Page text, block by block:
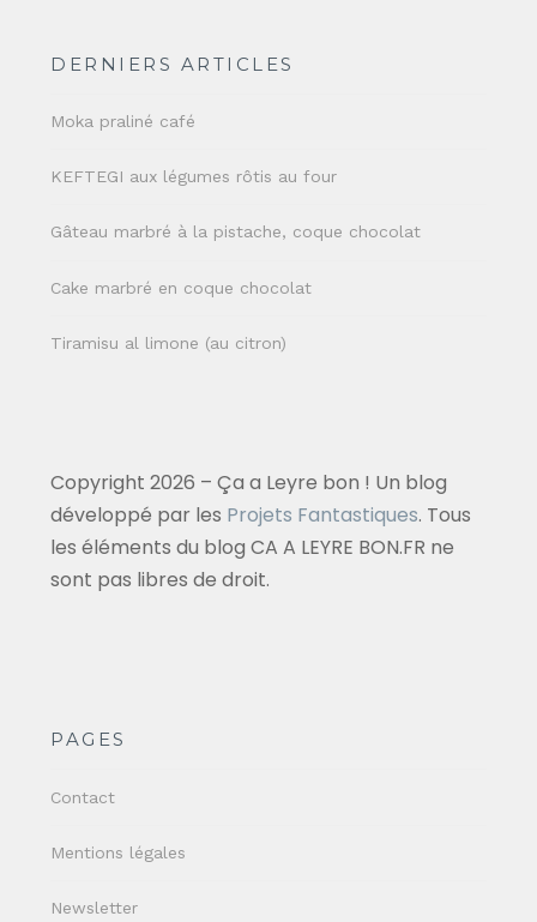
DERNIERS ARTICLES
Moka praliné café
KEFTEGI aux légumes rôtis au four
Gâteau marbré à la pistache, coque chocolat
Cake marbré en coque chocolat
Tiramisu al limone (au citron)
Copyright 2026 – Ça a Leyre bon ! Un blog
développé par les Projets Fantastiques. Tous
les éléments du blog CA A LEYRE BON.FR ne
sont pas libres de droit.
PAGES
Contact
Mentions légales
Newsletter